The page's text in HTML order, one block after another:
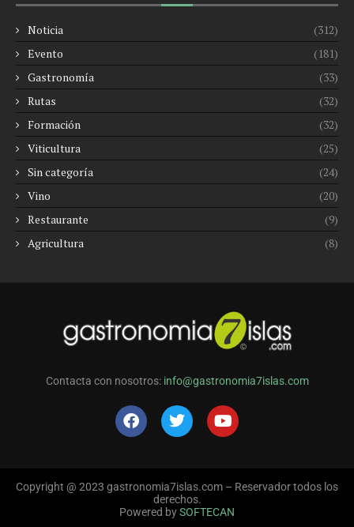
Noticia
(312)
Evento
(181)
Gastronomía
(33)
Rutas
(32)
Formación
(32)
Viticultura
(25)
Sin categoría
(24)
Vino
(20)
Restaurante
(9)
Agricultura
(8)
Contacta con nosotros: info@gastronomia7islas.com
Copyright @ 2023 gastronomia7islas.com – Reservador todos los
derechos.
Powered bySOFTECAN